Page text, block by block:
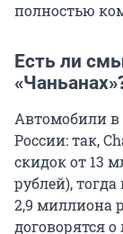
полностью
Есть ли
Автомобили в
России: так,
скидок от 13
рублей), тогда
2,9 миллиона
договорятся